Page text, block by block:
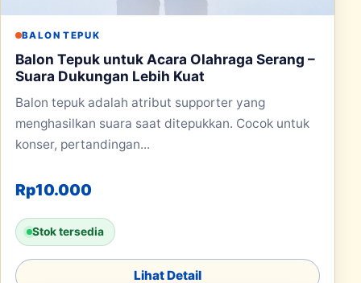
BALON TEPUK
Balon Tepuk untuk Acara Olahraga Serang –
Suara Dukungan Lebih Kuat
Balon tepuk adalah atribut supporter yang
menghasilkan suara saat ditepukkan. Cocok untuk
konser, pertandingan...
Rp10.000
Stok tersedia
Lihat Detail